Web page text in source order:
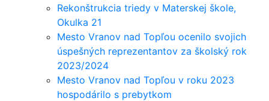
Rekonštrukcia triedy v Materskej škole,
Okulka 21
Mesto Vranov nad Topľou ocenilo svojich
úspešných reprezentantov za školský rok
2023/2024
Mesto Vranov nad Topľou v roku 2023
hospodárilo s prebytkom